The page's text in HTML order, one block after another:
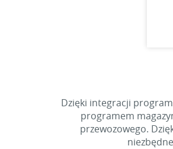
Dzięki integracji
programem
przewozowego.